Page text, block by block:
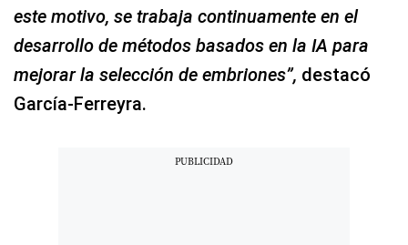
este motivo, se trabaja continuamente en el
desarrollo de métodos basados en la IA para
mejorar la selección de embriones”, destacó
García-Ferreyra.